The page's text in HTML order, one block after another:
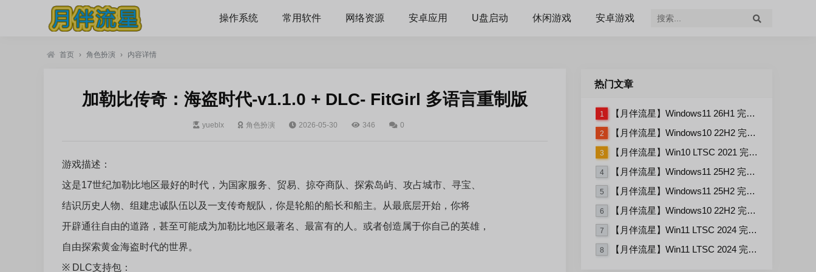
操作系统 常用软件 网络资源 安卓应用 U盘启动 休闲游戏 安卓游戏
首页 › 角色扮演 › 内容详情
加勒比传奇：海盗时代-v1.1.0 + DLC- FitGirl 多语言重制版
yueblx 角色扮演 2026-05-30 346 0
游戏描述：
这是17世纪加勒比地区最好的时代，为国家服务、贸易、掠夺商队、探索岛屿、攻占城市、寻宝、
结识历史人物、组建忠诚队伍以及一支传奇舰队，你是轮船的船长和船主。从最底层开始，你将
开辟通往自由的道路，甚至可能成为加勒比地区最著名、最富有的人。或者创造属于你自己的英雄，
自由探索黄金海盗时代的世界。
※ DLC支持包：
热门文章
1 【月伴流星】Windows11 26H1 完整+适量精简多合一安装版2026.07
2 【月伴流星】Windows10 22H2 完整+适量精简多合一安装版2026.06
3 【月伴流星】Win10 LTSC 2021 完整+适量精简多合一安装版2026.03
4 【月伴流星】Windows11 25H2 完整+适量精简多合一安装版2026.06
5 【月伴流星】Windows11 25H2 完整+适量精简多合一安装版2026.08
6 【月伴流星】Windows10 22H2 完整+适量精简多合一安装版2026.08
7 【月伴流星】Win11 LTSC 2024 完整+适量精简多合一安装版2026.08
8 【月伴流星】Win11 LTSC 2024 完整+适量精简多合一安装版2026.06